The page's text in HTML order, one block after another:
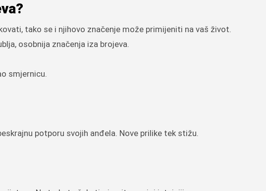
tako se i njihovo značenje može primijeniti na vaš život.
osobnija značenja iza brojeva.
smjernicu.
potporu svojih anđela. Nove prilike tek stižu.